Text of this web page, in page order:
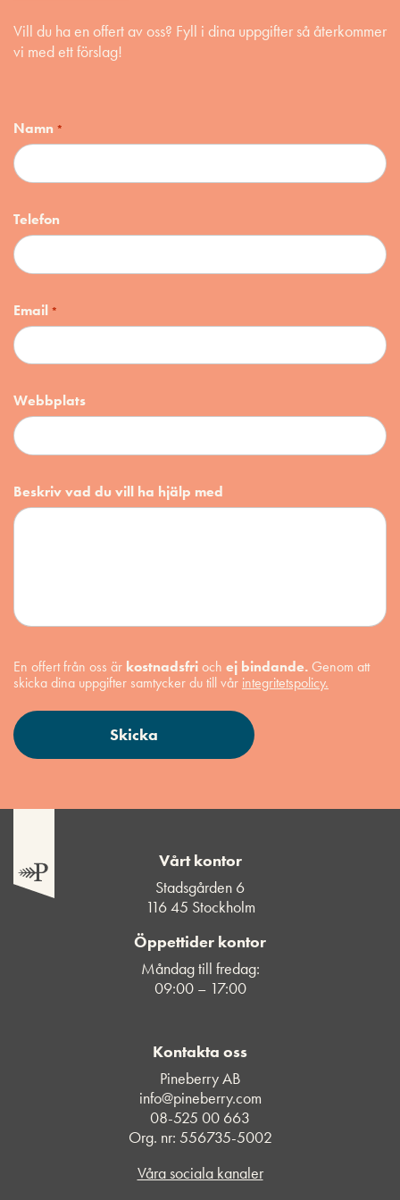
Vill du ha en offert av oss? Fyll i dina uppgifter så återkommer
vi med ett förslag!
Namn *
Telefon
Email *
Webbplats
Beskriv vad du vill ha hjälp med
En offert från oss är kostnadsfrioch ej bindande. Genom att
skicka dina uppgifter samtycker du till vår integritetspolicy.
Vårt kontor
Stadsgården 6
116 45 Stockholm
Öppettider kontor
Måndag till fredag:
09:00 – 17:00
Kontakta oss
Pineberry AB
info@pineberry.com
08-525 00 663
Org. nr: 556735-5002
Våra sociala kanaler